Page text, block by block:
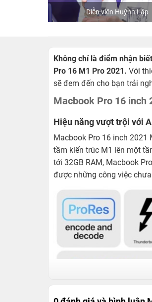
Diễn viên Huỳnh Lập
Không chỉ là điểm nhận
Pro 16 M1 Pro 2021. Với
sẽ đem đến cho bạn trải
Macbook Pro 16 inch
Hiệu năng vượt trội với
Macbook Pro 16 inch 2021
tầm kiến trúc M1 lên một
tới 32GB RAM, Macbook
được những công việc